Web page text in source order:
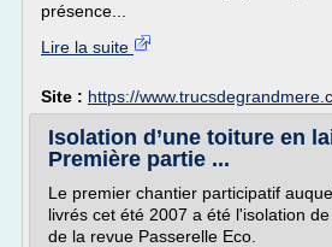
présence...
Lire la suite
Site : https://
Isolation d’une toiture en
Première partie ...
Le premier chantier participatif
livrés cet été 2007 a été l'isolation
de la revue Passerelle Eco.